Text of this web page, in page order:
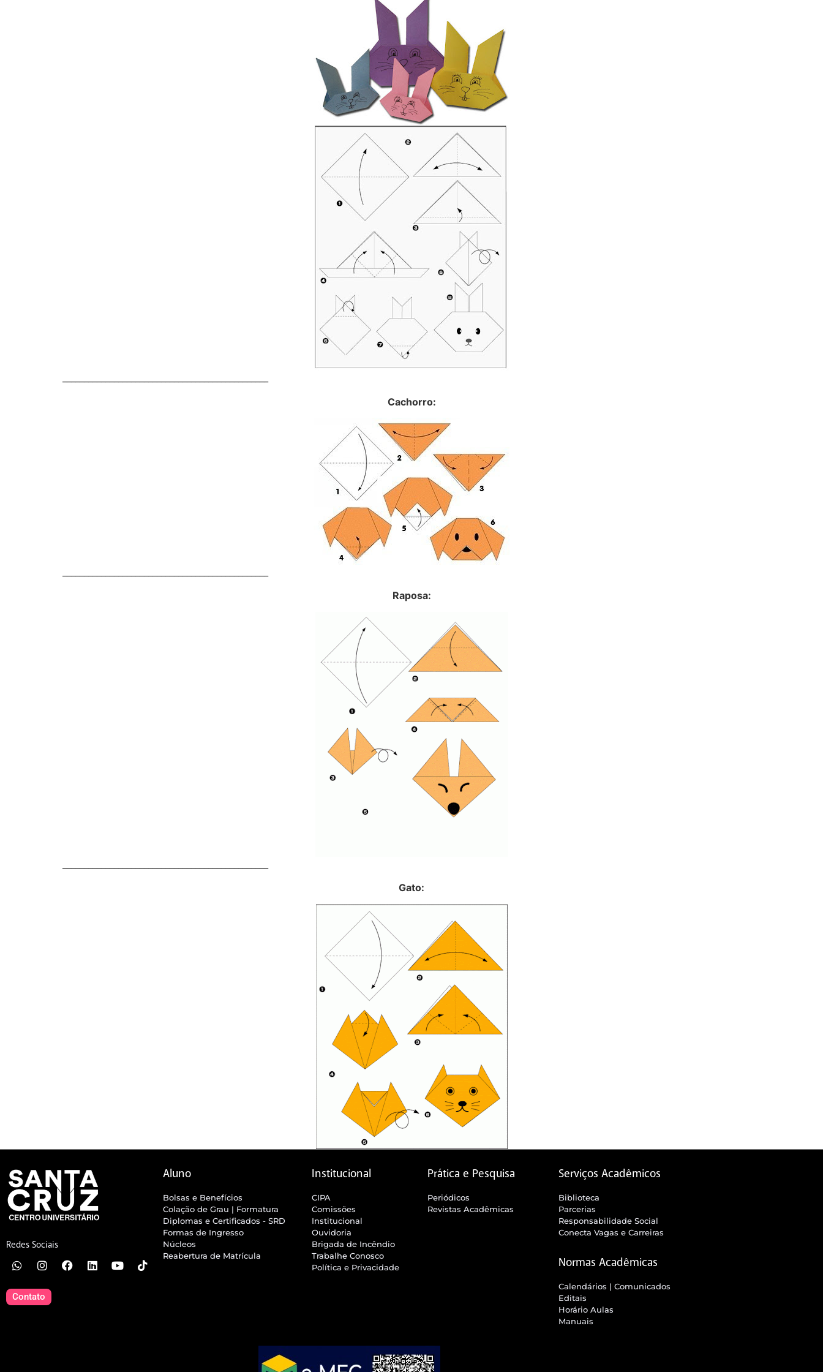
Cachorro:
Raposa:
Gato:
Redes Sociais
Contato
Aluno
Bolsas e Benefícios
Colação de Grau | Formatura
Diplomas e Certificados - SRD
Formas de Ingresso
Núcleos
Reabertura de Matrícula
Institucional
CIPA
Comissões
Institucional
Ouvidoria
Brigada de Incêndio
Trabalhe Conosco
Política e Privacidade
Prática e Pesquisa
Periódicos
Revistas Acadêmicas
Serviços Acadêmicos
Biblioteca
Parcerias
Responsabilidade Social
Conecta Vagas e Carreiras
Normas Acadêmicas
Calendários | Comunicados
Editais
Horário Aulas
Manuais